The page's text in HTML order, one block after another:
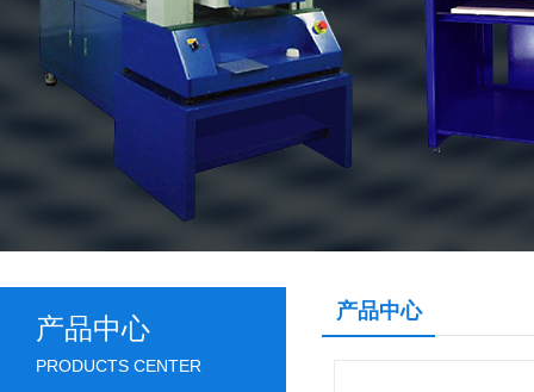
产品中心
PRODUCTS CENTER
产品中心